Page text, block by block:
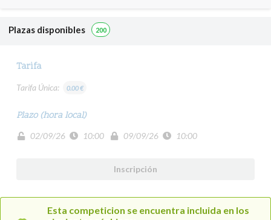
Plazas disponibles 200
Tarifa
Tarifa Única: 0.00 €
Plazo (hora local)
02/09/26 10:00 09/09/26 10:00
Inscripción
Esta competicion se encuentra incluida en los